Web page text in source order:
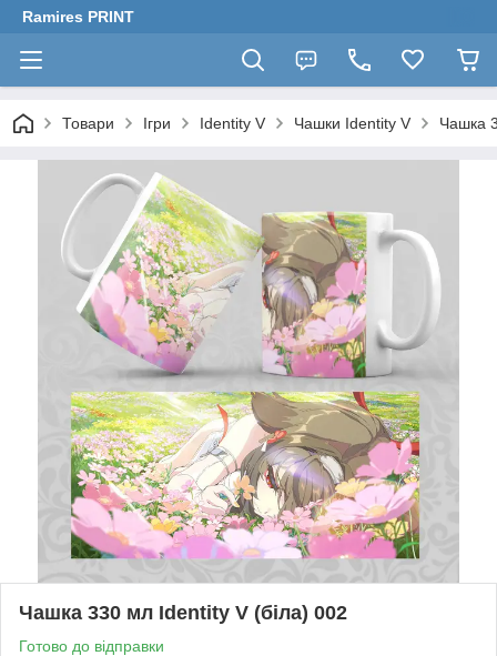
Ramires PRINT
Товари Ігри Identity V Чашки Identity V Чашка
Чашка 330 мл Identity V (біла) 002
Готово до відправки